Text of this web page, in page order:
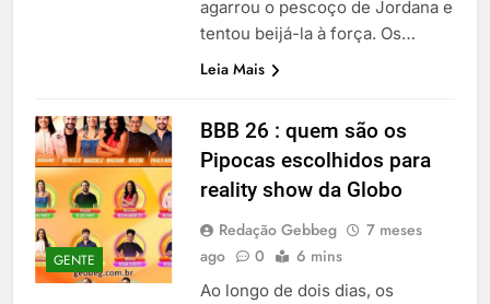
agarrou o pescoço de Jordana e
tentou beijá-la à força. Os…
Leia Mais
GENTE
BBB 26 : quem são os
Pipocas escolhidos para
reality show da Globo
Redação Gebbeg
7 meses
ago
0 6 mins
Ao longo de dois dias, os